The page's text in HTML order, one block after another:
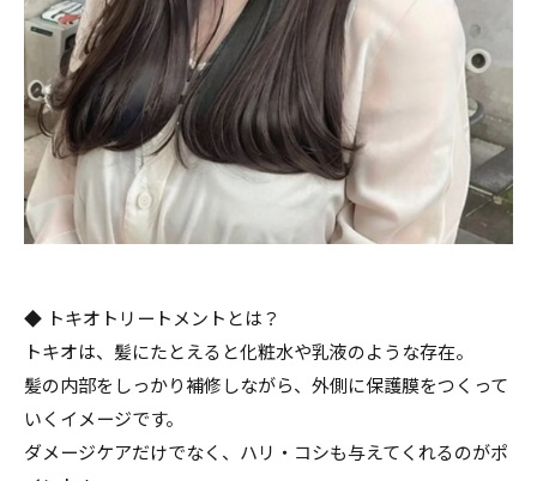
◆ トキオトリートメントとは？
トキオは、髪にたとえると化粧水や乳液のような存在。
髪の内部をしっかり補修しながら、外側に保護膜をつくって
いくイメージです。
ダメージケアだけでなく、ハリ・コシも与えてくれるのがポ